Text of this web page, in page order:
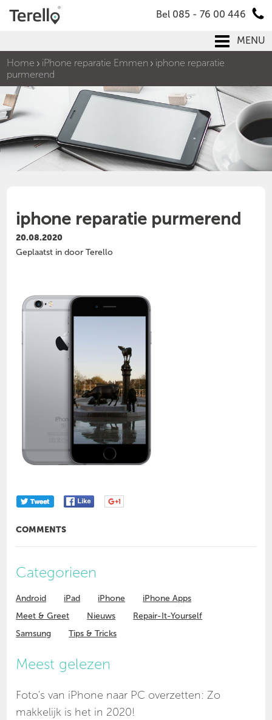
Bel 085 - 76 00 446
MENU
Home
iPhone reparatie Emmen
iphone reparatie
purmerend
iphone reparatie purmerend
20.08.2020
Geplaatst in door Terello
COMMENTS
Categorieen
Android iPad iPhone
iPhone Apps
Meet & Greet
Nieuws
Repair-It-Yourself
Samsung
Tips & Tricks
Meest gelezen
Foto's van iPhone naar PC overzetten: Zo
makkelijk is het in 2020!